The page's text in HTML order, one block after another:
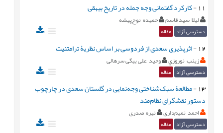
11
-کارکرد گفتمانی وجه جمله در تاریخ بیهقی
لیلا سید قاسم حمیده نوح‌پیشه
دسترسی آزاد مقاله
12
-اثرپذیری سعدی از فردوسی بر اساس نظریۀ ترامتنیت
زينب نوروزي وحید علی بیگی سرهالی
دسترسی آزاد مقاله
13
-مطالعۀ سبک‌شناختی وجه‌نمایی در گلستان سعدی در چارچوب
دستور نقشگرای نظام‌مند
احمد تمیم‌داری نیره صدری
دسترسی آزاد مقاله